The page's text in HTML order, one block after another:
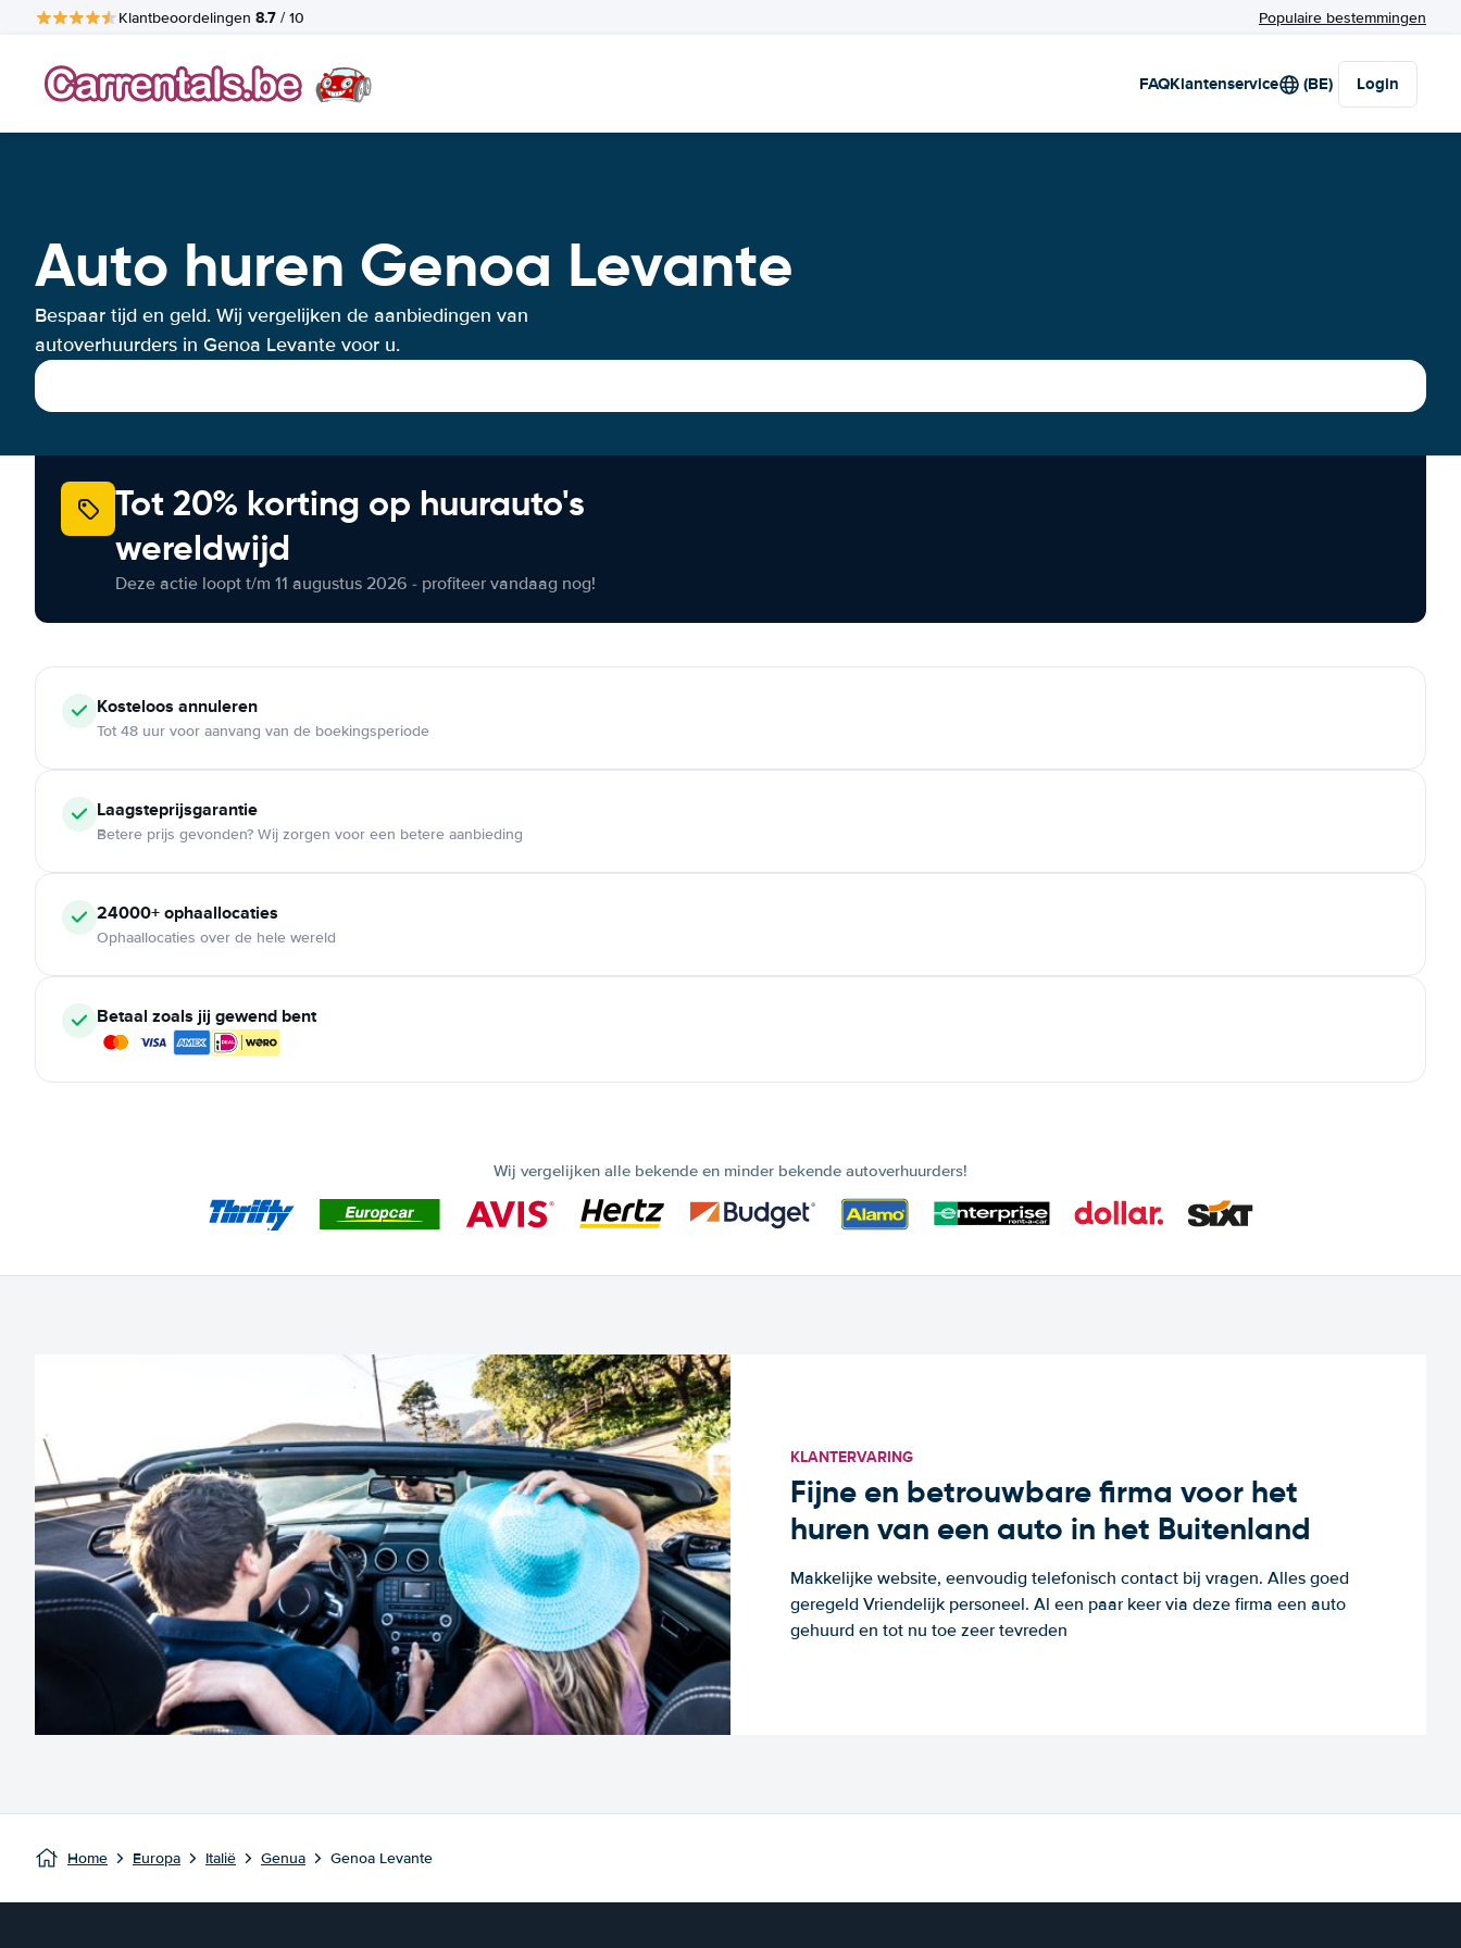
Klantbeoordelingen 8.7 / 10 Populaire bestemmingen
FAQKlantenservice (BE) Login
Auto huren Genoa Levante
Bespaar tijd en geld. Wij vergelijken de aanbiedingen van
autoverhuurders in Genoa Levante voor u.
Tot 20% korting op huurauto's
wereldwijd
Deze actie loopt t/m 11 augustus 2026 - profiteer vandaag nog!
Kosteloos annuleren
Tot 48 uur voor aanvang van de boekingsperiode
Laagsteprijsgarantie
Betere prijs gevonden? Wij zorgen voor een betere aanbieding
24000+ophaallocaties
Ophaallocaties over de hele wereld
Betaal zoals jij gewend bent
Wij vergelijken alle bekende en minder bekende autoverhuurders!
KLANTERVARING
Fijne en betrouwbare firma voor het
huren van een auto in het Buitenland
Makkelijke website, eenvoudig telefonisch contact bij vragen. Alles goed
geregeld Vriendelijk personeel. Al een paar keer via deze firma een auto
gehuurd en tot nu toe zeer tevreden
Home Europa Italië Genua Genoa Levante